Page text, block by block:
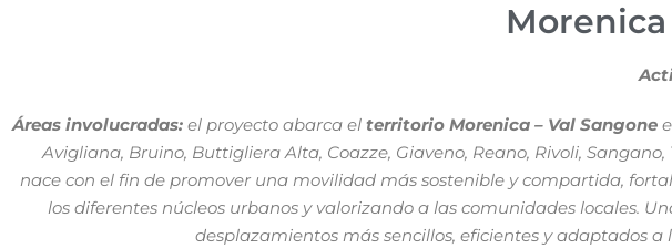
Áreas involucradas:el proyecto abarca elterritorio Morenica – Val Sangonee
Avigliana, Bruino, Buttigliera Alta, Coazze, Giaveno, Reano, Rivoli,
nace con el fin de promover una movilidad más sostenible y compartida,
los diferentes núcleos urbanos y valorizando a las comunidades locales.
desplazamientos más sencillos, eficientes y adaptados a